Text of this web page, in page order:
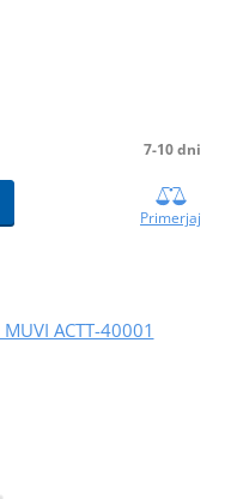
7-10 dni
Primerjaj
ACTT-40001